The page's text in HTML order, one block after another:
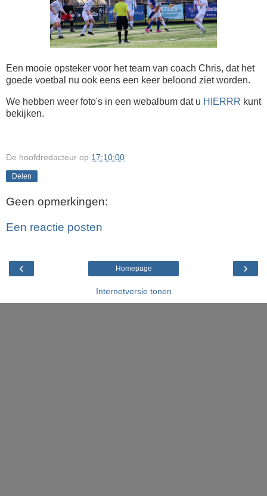
Een mooie opsteker voor het team van coach Chris, dat het
goede voetbal nu ook eens een keer beloond ziet worden.
We hebben weer foto's in een webalbum dat u HIERRR kunt
bekijken.
De hoofdredacteur op 17:10:00
Delen
Geen opmerkingen:
Een reactie posten
‹ ›
Homepage
Internetversie tonen